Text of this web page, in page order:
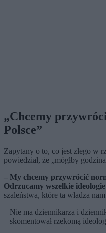
„Chcemy
Polsce”
Zapytany o to, co jest złego w
powiedział, że „mógłby
– My chcemy przywrócić
Odrzucamy wszelkie ideologie
szaleństwa, które ta władza
– Nie ma dziennikarza i
– skomentował rzekomą